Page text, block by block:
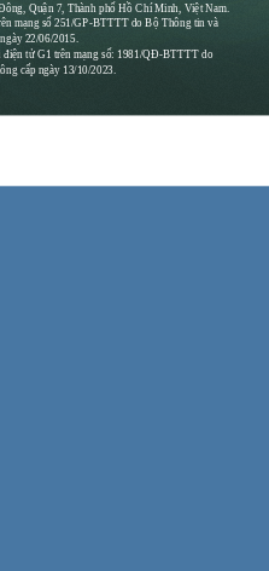
Quận 7, Thành phố Hồ Chí Minh, Việt Nam.
mạng số 251/GP-BTTTT do Bộ Thông tin và
22/06/2015.
điện tử G1 trên mạng số: 1981/QĐ-BTTTT do
cấp ngày 13/10/2023.